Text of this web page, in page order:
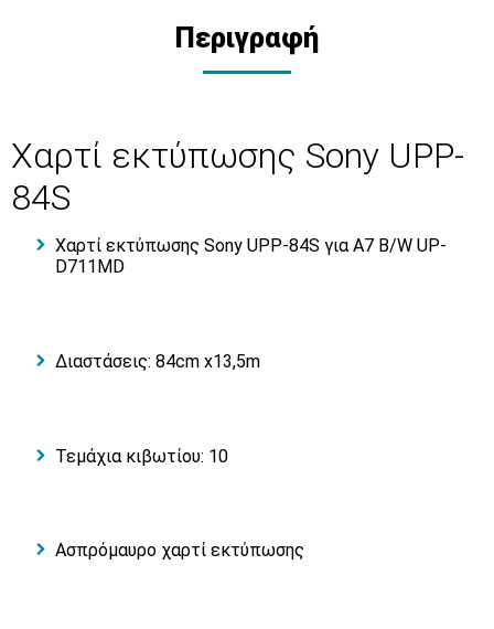
Περιγραφή
Χαρτί εκτύπωσης Sony UPP-
84S
Χαρτί εκτύπωσης Sony UPP-84S για A7 B/W UP-
D711MD
Διαστάσεις: 84cm x13,5m
Τεμάχια κιβωτίου: 10
Ασπρόμαυρο χαρτί εκτύπωσης